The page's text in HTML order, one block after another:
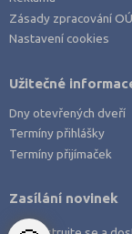
Zásady zpracování OÚ
Nastavení cookies
Užitečné
Dny otevřených dveří
Termíny přihlášky
Termíny přijímaček
Zasílání novinek